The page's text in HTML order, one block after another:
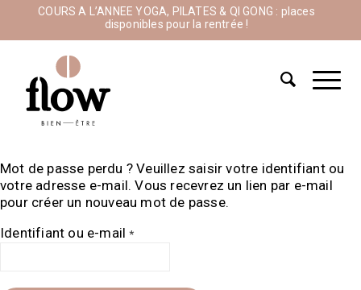
COURS A L’ANNEE YOGA, PILATES & QI GONG : places
disponibles pour la rentrée !
Mot de passe perdu ? Veuillez saisir votre identifiant ou
votre adresse e-mail. Vous recevrez un lien par e-mail
pour créer un nouveau mot de passe.
Identifiant ou e-mail*